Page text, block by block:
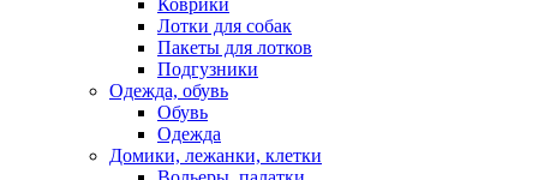
Коврики
Лотки для собак
Пакеты для лотков
Подгузники
Одежда, обувь
Обувь
Одежда
Домики, лежанки, клетки